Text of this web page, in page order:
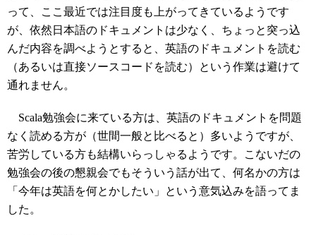
って、ここ最近では注目度も上がってきているようです
が、依然日本語のドキュメントは少なく、ちょっと突っ込
んだ内容を調べようとすると、英語のドキュメントを読む
（あるいは直接ソースコードを読む）という作業は避けて
通れません。
Scala勉強会に来ている方は、英語のドキュメントを問題
なく読める方が（世間一般と比べると）多いようですが、
苦労している方も結構いらっしゃるようです。こないだの
勉強会の後の懇親会でもそういう話が出て、何名かの方は
「今年は英語を何とかしたい」という意気込みを語ってま
した。